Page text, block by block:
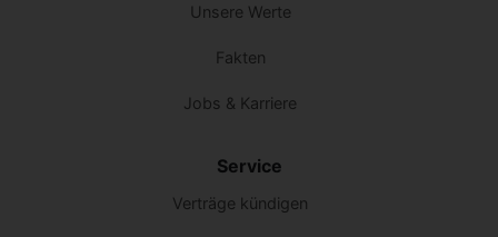
Unsere Werte
Fakten
Jobs & Karriere
Service
Verträge kündigen